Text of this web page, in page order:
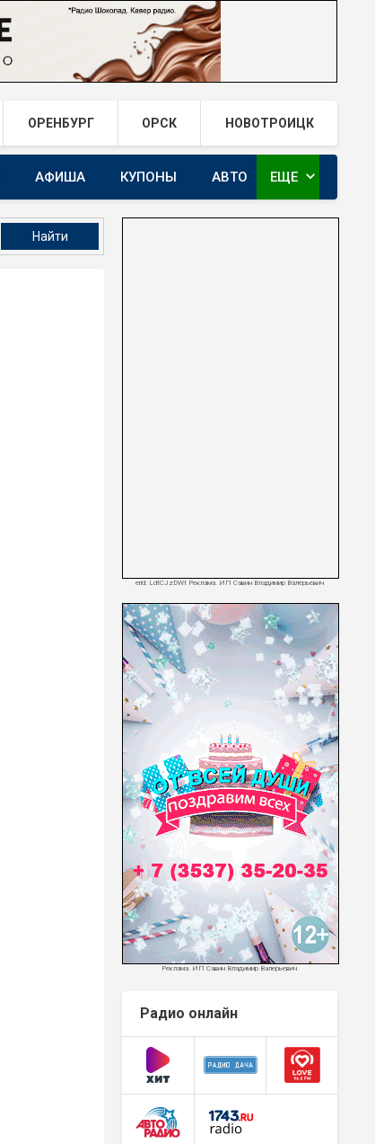
ОРЕНБУРГ ОРСК НОВОТРОИЦК
АФИША КУПОНЫ АВТО
ГАЙ.РФ В TELEGRAM
ЕЩЕ expand_more
erid: LdtCJzDWt Реклама. ИП Савин Владимир Валерьевич
Реклама. ИП Савин Владимир Валерьевич
Радио онлайн